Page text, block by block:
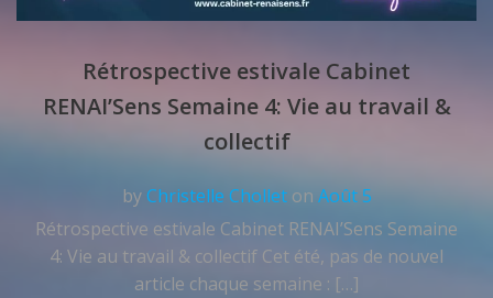
Rétrospective estivale Cabinet
RENAI’Sens Semaine 4: Vie au travail &
collectif
by Christelle Chollet on Août 5
Rétrospective estivale Cabinet RENAI’Sens Semaine
4: Vie au travail & collectif Cet été, pas de nouvel
article chaque semaine : […]